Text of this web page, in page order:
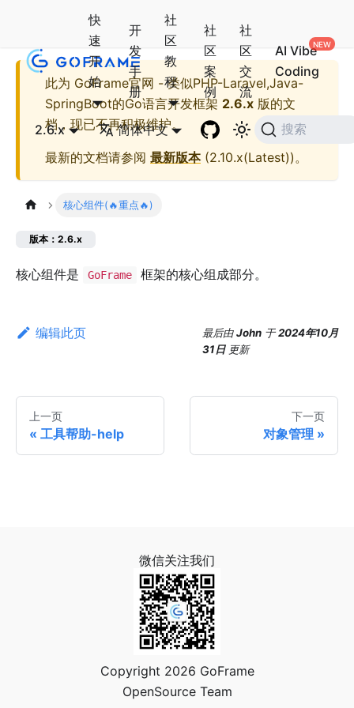
快
速
开
始
开
发
手
册
社
区
教
程
社
区
案
例
社
区
交
流
AI Vibe
Coding
2.6.x 简体中文 搜索
此为 GoFrame官网 - 类似PHP-Laravel,Java-
SpringBoot的Go语言开发框架 2.6.x 版的文
档，现已不再积极维护。
最新的文档请参阅 最新版本(2.10.x(Latest))。
核心组件(🔥重点🔥)
版本：2.6.x
核心组件是 GoFrame 框架的核心组成部分。
编辑此页 最后由John 于2024年10月
31日 更新
上一页
工具帮助-help
下一页
对象管理
微信关注我们
Copyright 2026 GoFrame
OpenSource Team